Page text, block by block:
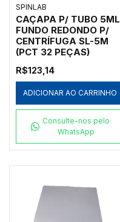
SPINLAB
CAÇAPA P/ TUBO 5ML
FUNDO REDONDO P/
CENTRÍFUGA SL-5M
(PCT 32 PEÇAS)
R$123,14
ADICIONAR AO CARRINHO
Consulte-nos pelo
WhatsApp